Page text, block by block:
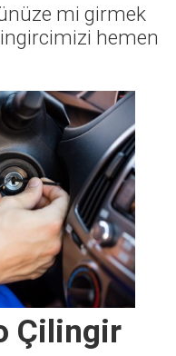
mi girmek
hemen
Çilingir